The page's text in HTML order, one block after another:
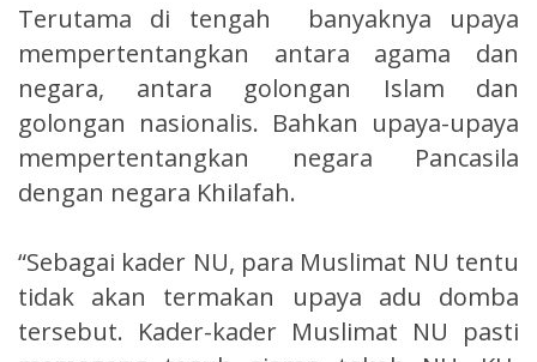
Terutama di tengah banyaknya upaya
mempertentangkan antara agama dan
negara, antara golongan Islam dan
golongan nasionalis. Bahkan upaya-upaya
mempertentangkan negara Pancasila
dengan negara Khilafah.
“Sebagai kader NU, para Muslimat NU tentu
tidak akan termakan upaya adu domba
tersebut. Kader-kader Muslimat NU pasti